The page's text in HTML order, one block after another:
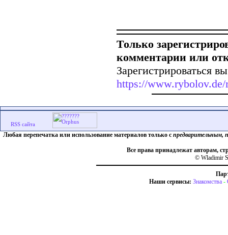
Только
комментарии или
Зарегистрироваться
https://www.rybolov.de/
Любая перепечатка или использование материалов только с предварительным,
Все права принадлежат авторам,
© Wladimir
Наши сервисы: Знакомства -